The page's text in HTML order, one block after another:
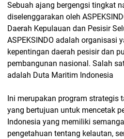
Sebuah ajang bergengsi tingkat
diselenggarakan oleh
Daerah Kepulauan dan Pesisir
ASPEKSINDO adalah organisasi
kepentingan daerah pesisir dan
pembangunan nasional. Salah
adalah Duta Maritim Indonesia
Ini merupakan program strategis
yang bertujuan untuk mencetak
Indonesia yang memiliki
pengetahuan tentang kelautan,